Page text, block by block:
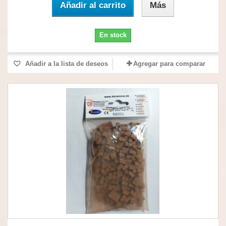
Añadir al carrito Más
En stock
Añadir a la lista de deseos Agregar para comparar